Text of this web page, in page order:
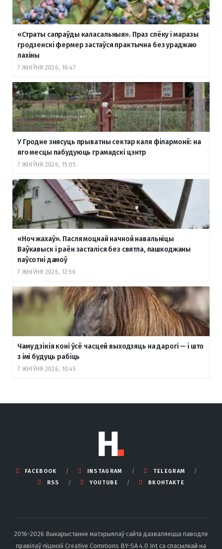
«Страты сапраўды каласальныя». Праз спёку і маразы
гродзенскі фермер застаўся практычна без ураджаю
лахіны
7 ЖНІЎНЯ 2026, 16:47
У Гродне знясуць прыватны сектар каля філармоніі: на
яго месцы пабудуюць грамадскі цэнтр
7 ЖНІЎНЯ 2026, 15:05
«Ноч жахаў». Пасля моцнай начной навальніцы
Ваўкавыск і раён засталіся без святла, пашкоджаны
паўсотні дамоў
7 ЖНІЎНЯ 2026, 12:56
Чаму дзікія коні ўсё часцей выходзяць на дарогі — і што
з імі будуць рабіць
7 ЖНІЎНЯ 2026, 10:45
FACEBOOK INSTAGRAM
TELEGRAM
RSS
YOUTUBE ВКОНТАКТЕ
2016-2026 Выкарыстанне матэрыялаў сайта дазваляецца паводле
правілаў ліцэнзіі Creative Commons BY-SA 4.0 Int са спасылкай на